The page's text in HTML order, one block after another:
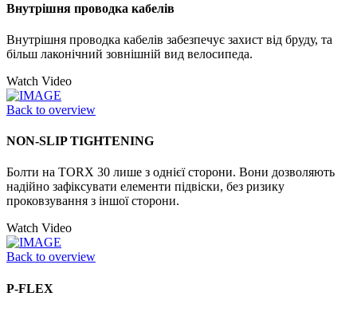
Внутрішня проводка кабелів
Внутрішня проводка кабелів забезпечує захист від бруду, та
більш лаконічний зовнішній вид велосипеда.
Watch Video
Back to overview
NON-SLIP TIGHTENING
Болти на TORX 30 лише з однієї сторони. Вони дозволяють
надійно зафіксувати елементи підвіски, без ризику
проковзування з іншої сторони.
Watch Video
Back to overview
P-FLEX